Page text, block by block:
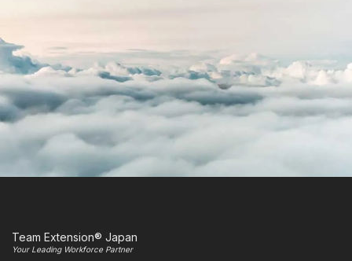
Team Extension® Japan
Your Leading Workforce Partner